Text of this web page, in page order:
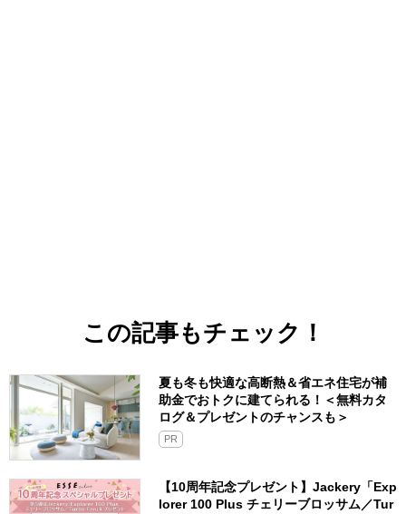
この記事もチェック！
夏も冬も快適な高断熱＆省エネ住宅が補
助金でおトクに建てられる！＜無料カタ
ログ＆プレゼントのチャンスも＞
PR
【10周年記念プレゼント】Jackery「Exp
lorer 100 Plus チェリーブロッサム／Tur